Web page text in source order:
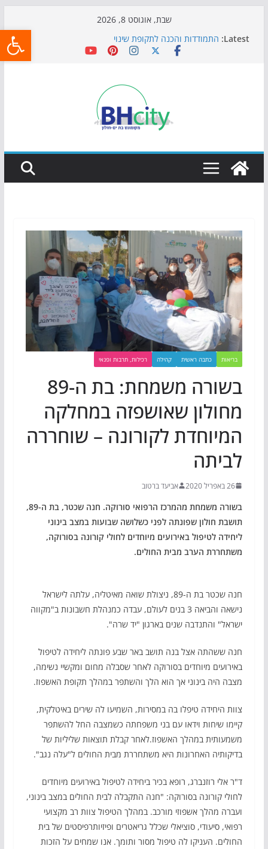
שבת, אוגוסט 8, 2026
Latest: התמודדות והכנה לתקופת שינוי
אי ההרפתקאות ממשיך לכבוש את הגינות: מאות משפחות
כדורגל באווירה מיוחדת: הקרנת גמר המונדיאל בטרמינל
הקיץ של בני הנוער בבת־ים: חוף הריביירה הופך למרחב
בטוח בשעות הערב
בריאות כתבה ראשית קהילה רכילות, תרבות ופנאי
בשורה משמחת: בת ה-89
מחולון שאושפזה במחלקה
המיוחדת לקורונה – שוחררה
לביתה
26 באפריל 2020 אביעד ברטוב
בשורה משמחת מהמרכז הרפואי סורוקה. חנה שכטר, בת ה-89,
תושבת חולון שפונתה לפני כשלושה שבועות במצב בינוני
ליחידה לטיפול באירועים מיוחדים לחולי קורונה בסורוקה,
משתחררת הערב מבית החולים.
חנה שכטר בת ה-89, ניצולת שואה מאיטליה, עלתה לישראל
נישאה והביאה 3 בנים לעולם, עבדה כמנהלת חשבונות ב"מקווה
ישראל" והתנדבה שנים בארגון "יד שרה".
חנה ששהתה אצל בנה תושב באר שבע פונתה ליחידה לטיפול
באירועים מיוחדים בסורוקה לאחר שסבלה מחום ומקשיי נשימה,
מצבה היה בינוני אך הוא הלך והשתפר במהלך תקופת האשפוז.
צוות היחידה טיפלו בה במסירות, השמיעו לה שירים באיטלקית,
קיימו שיחות וידאו עם בני משפחתה כשמצבה החל להשתפר
משמעותית במהלך האשפוז.לאחר קבלת תוצאות שליליות של
בדיקותיה האחרונות היא משתחררת מבית החולים ל"עלה נגב".
ד"ר אלי רוזנברג, רופא בכיר ביחידה לטיפול באירועים מיוחדים
לחולי קורונה בסורוקה: "חנה התקבלה לבית החולים במצב בינוני,
ועברה מהלך אשפוזי מורכב. במהלך הטיפול צוות רב מקצועי
רפואי, סיעודי, סוציאלי שכלל גריאטרים ופיזיותרפיסטים של בית
החולים. העניקו לה טיפול מסור ותומך. אנו שמחים על הזכות